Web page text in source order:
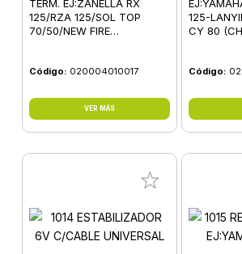
TERM. EJ:ZANELLA RX
125/RZA 125/SOL TOP
70/50/NEW FIRE
Código: 020004010017
VER MÁS
125-
CY 80
Código: